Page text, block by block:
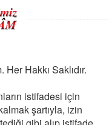
Hakkı Saklıdır.
istifadesi için
şartıyla, izin